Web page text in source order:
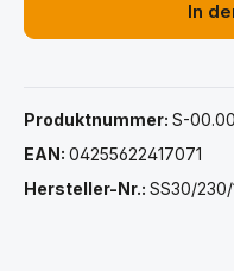
In
Produktnummer: S-
EAN: 04255622417071
Hersteller-Nr.: SS30/